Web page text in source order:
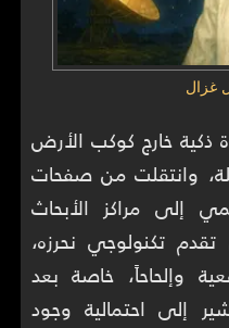
غزال
ذكية خارج كوكب الأرض
وانتقلت من صفحات
إلى مراكز الأبحاث
تكنولوجي نحرزه،
وإلحاحاً، خاصة بعد
إلى احتمالية وجود